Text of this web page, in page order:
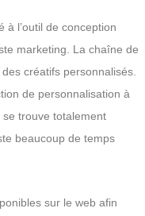
à l’outil de conception
marketing. La chaîne de
créatifs personnalisés.
de personnalisation à
se trouve totalement
beaucoup de temps
sur le web afin